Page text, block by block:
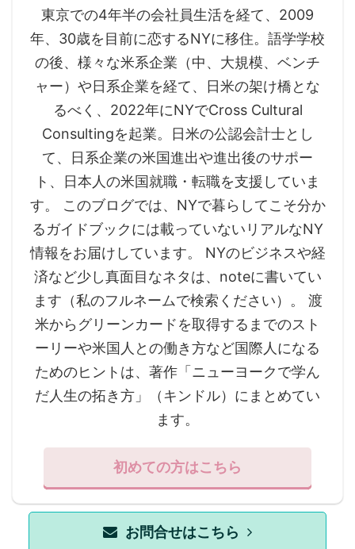
東京での4年半の会社員生活を経て、2009
年、30歳を目前に恋するNYに移住。語学学校
の後、様々な米系企業（中、大規模、ベンチ
ャー）や日系企業を経て、日米の架け橋とな
るべく、2022年にNYでCross Cultural
Consultingを起業。日米の公認会計士とし
て、日系企業の米国進出や進出後のサポー
ト、日本人の米国就職・転職を支援していま
す。 このブログでは、NYで暮らしてこそ分か
るガイドブックには載っていないリアルなNY
情報をお届けしています。 NYのビジネスや経
済など少し真面目なネタは、noteに書いてい
ます（私のフルネームで検索ください）。 渡
米からグリーンカードを取得するまでのスト
ーリーや米国人との働き方など国際人になる
ためのヒントは、著作「ニューヨークで学ん
だ人生の拓き方」（キンドル）にまとめてい
ます。
初めての方はこちら
お問合せはこちら